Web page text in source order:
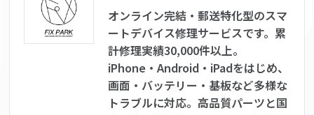
オンライン完結・郵送特化型のスマ
ートデバイス修理サービスです。累
計修理実績30,000件以上。
iPhone・Android・iPadをはじめ、
画面・バッテリー・基板など多様な
トラブルに対応。高品質パーツと国